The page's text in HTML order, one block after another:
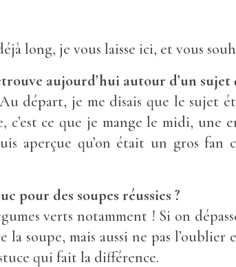
long, je vous laisse ici, et vous
aujourd’hui autour d’un sujet
départ, je me disais que le sujet
c’est ce que je mange le midi,
aperçue qu’on était un gros fan
pour des soupes réussies ?
verts notamment ! Si on
la soupe, mais aussi ne pas
qui fait la différence.